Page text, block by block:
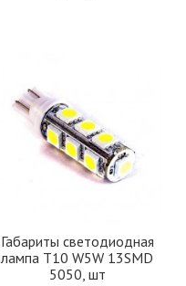
Габариты светодиодная
лампа T10 W5W 13SMD
5050, шт